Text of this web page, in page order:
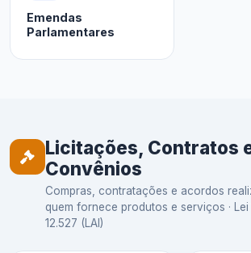
Emendas
Parlamentares
Licitações, Contratos
Convênios
Compras, contratações e acordos
quem fornece produtos e serviços · Lei
12.527 (LAI)